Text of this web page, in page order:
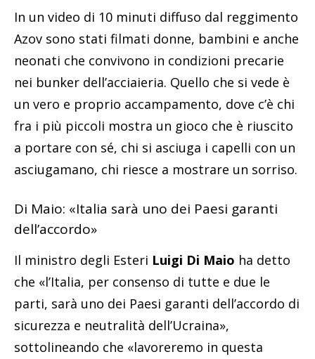
In un video di 10 minuti diffuso dal reggimento
Azov sono stati filmati donne, bambini e anche
neonati che convivono in condizioni precarie
nei bunker dell’acciaieria. Quello che si vede è
un vero e proprio accampamento, dove c’è chi
fra i più piccoli mostra un gioco che è riuscito
a portare con sé, chi si asciuga i capelli con un
asciugamano, chi riesce a mostrare un sorriso.
Di Maio: «Italia sarà uno dei Paesi garanti
dell’accordo»
Il ministro degli Esteri Luigi Di Maio ha detto
che «l’Italia, per consenso di tutte e due le
parti, sarà uno dei Paesi garanti dell’accordo di
sicurezza e neutralità dell’Ucraina»,
sottolineando che «lavoreremo in questa